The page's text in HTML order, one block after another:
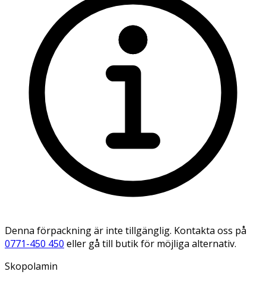
Denna förpackning är inte tillgänglig. Kontakta oss på
0771-450 450 eller gå till butik för möjliga alternativ.
Skopolamin